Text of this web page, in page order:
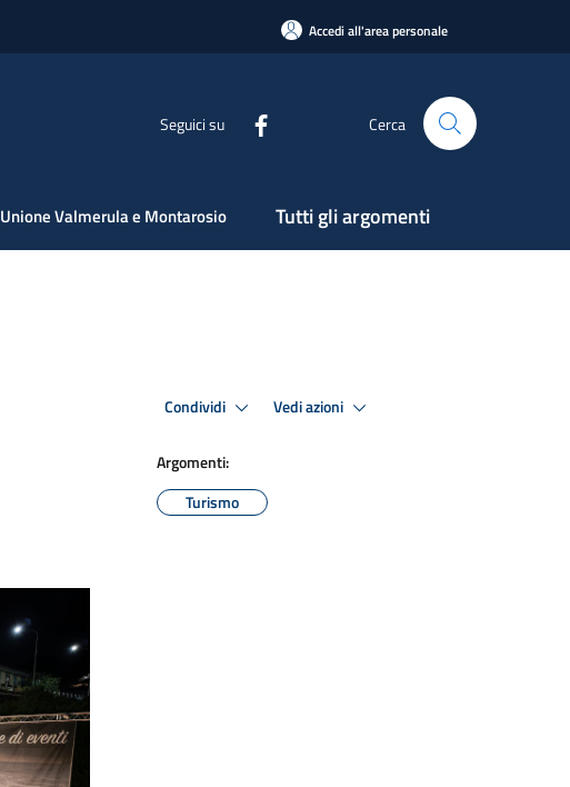
Accedi all'area personale
Seguici su Cerca
Unione Valmerula e Montarosio Tutti gli argomenti
Condividi Vedi azioni
Argomenti:
Turismo